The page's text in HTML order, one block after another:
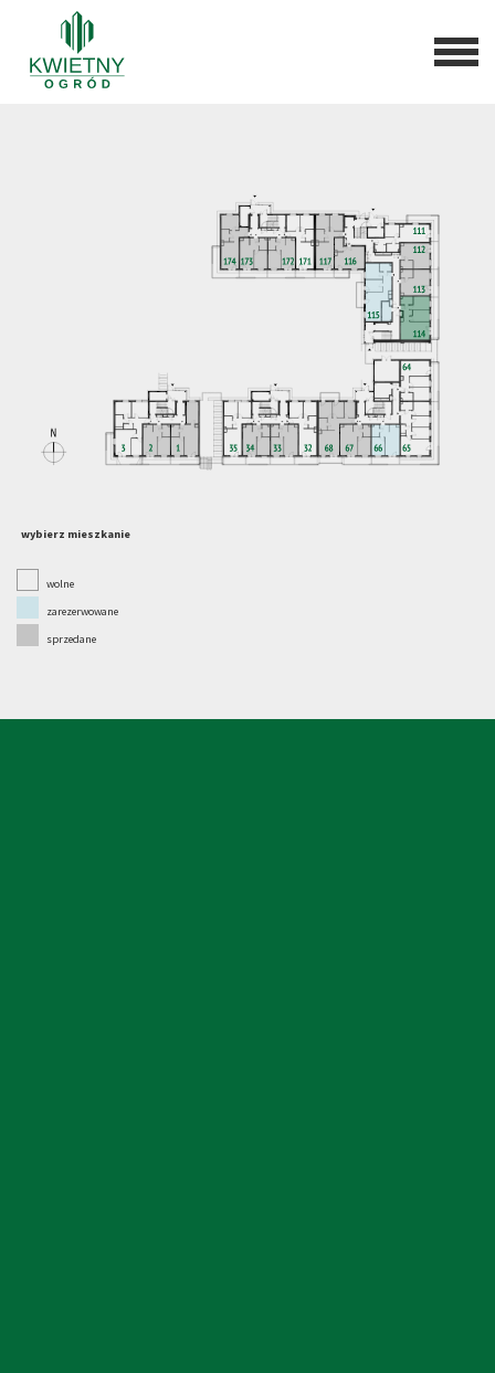
wybierz mieszkanie
wolne
zarezerwowane
sprzedane